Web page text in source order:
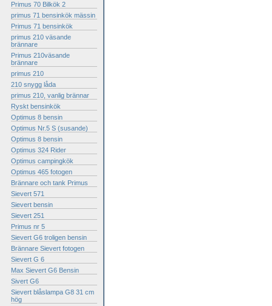
Primus 70 Bilkök 2
primus 71 bensinkök mässin
Primus 71 bensinkök
primus 210 väsande
brännare
Primus 210väsande
brännare
primus 210
210 snygg låda
primus 210, vanlig brännar
Ryskt bensinkök
Optimus 8 bensin
Optimus Nr.5 S (susande)
Optimus 8 bensin
Optimus 324 Rider
Optimus campingkök
Optimus 465 fotogen
Brännare och tank Primus
Sievert 571
Sievert bensin
Sievert 251
Primus nr 5
Sievert G6 troligen bensin
Brännare Sievert fotogen
Sievert G 6
Max Sievert G6 Bensin
Sivert G6
Sievert blåslampa G8 31 cm
hög